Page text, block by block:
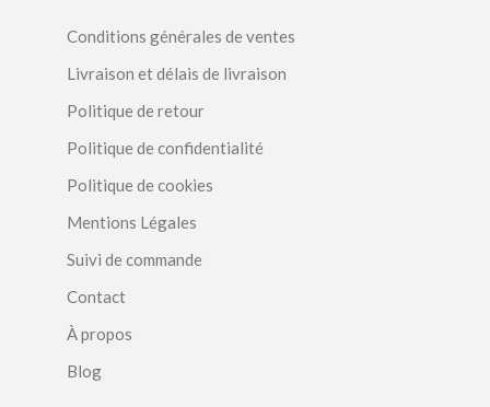
Conditions générales de ventes
Livraison et délais de livraison
Politique de retour
Politique de confidentialité
Politique de cookies
Mentions Légales
Suivi de commande
Contact
À propos
Blog